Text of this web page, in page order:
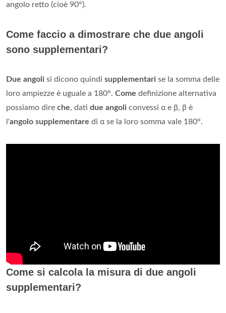
angolo retto (cioè 90°).
Come faccio a dimostrare che due angoli
sono supplementari?
Due angoli si dicono quindi supplementari se la somma delle
loro ampiezze è uguale a 180°. Come definizione alternativa
possiamo dire che, dati due angoli convessi α e β, β è
l'angolo supplementare di α se la loro somma vale 180°.
Come si calcola la misura di due angoli
supplementari?